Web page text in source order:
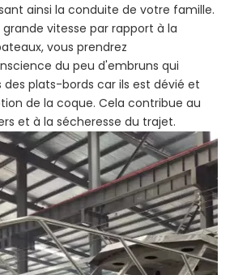
ainsi la conduite de votre famille.
vitesse par rapport à la
vous prendrez
du peu d'embruns qui
plats-bords car ils est dévié et
de la coque. Cela contribue au
et à la sécheresse du trajet.